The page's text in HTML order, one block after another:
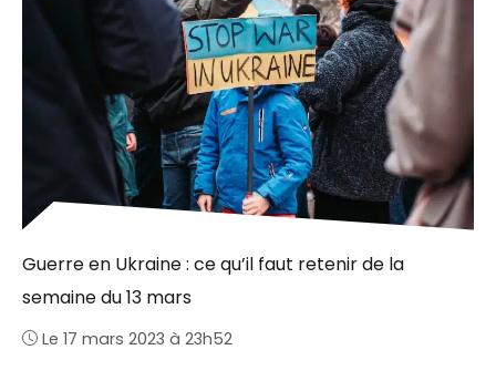
Guerre en Ukraine : ce qu’il faut retenir de la
semaine du 13 mars
Le 17 mars 2023 à 23h52